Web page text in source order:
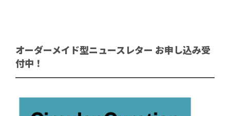
オーダーメイド型ニュースレター お申し込み受
付中！